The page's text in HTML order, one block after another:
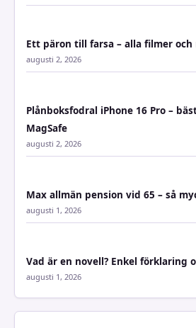
Ett päron till farsa – alla filmer
augusti 2, 2026
Plånboksfodral iPhone 16 Pro –
MagSafe
augusti 2, 2026
Max allmän pension vid 65 – så
augusti 1, 2026
Vad är en novell? Enkel förklaring
augusti 1, 2026